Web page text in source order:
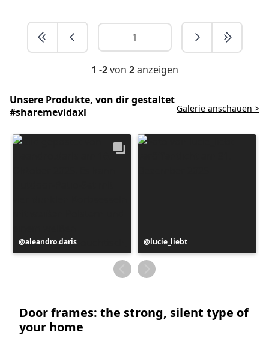
1 -2von 2anzeigen
Unsere Produkte, von dir gestaltet
#sharemevidaxl
Galerie anschauen >
Beitrag
veröffentlicht
aleandro.daris
Beitrag
veröffentlicht
von
lucie_liebt
Door frames: the strong, silent type of
your home